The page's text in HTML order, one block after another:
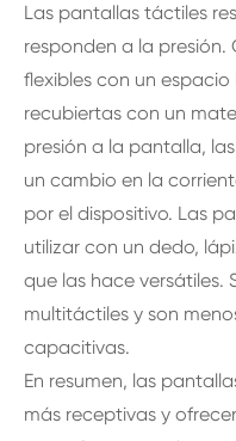
Las pantallas táctiles
responden a la presión.
flexibles con un
recubiertas con un
presión a la pantalla,
un cambio en la
por el dispositivo. Las
utilizar con un dedo,
que las hace versátiles.
multitáctiles y son
capacitivas.
En resumen, las
más receptivas y